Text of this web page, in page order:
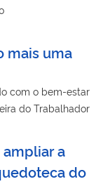
mais uma
com o bem-estar
do Trabalhador
a
do